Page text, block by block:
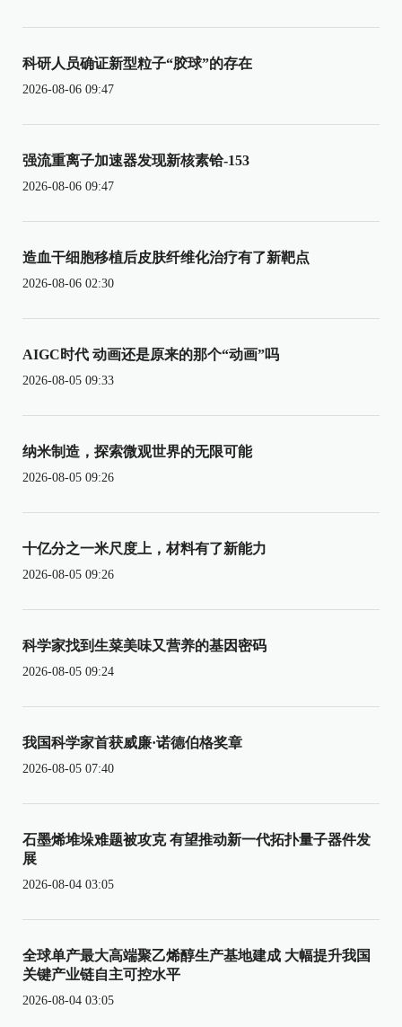
科研人员确证新型粒子“胶球”的存在
2026-08-06 09:47
强流重离子加速器发现新核素铪-153
2026-08-06 09:47
造血干细胞移植后皮肤纤维化治疗有了新靶点
2026-08-06 02:30
AIGC时代 动画还是原来的那个“动画”吗
2026-08-05 09:33
纳米制造，探索微观世界的无限可能
2026-08-05 09:26
十亿分之一米尺度上，材料有了新能力
2026-08-05 09:26
科学家找到生菜美味又营养的基因密码
2026-08-05 09:24
我国科学家首获威廉·诺德伯格奖章
2026-08-05 07:40
石墨烯堆垛难题被攻克 有望推动新一代拓扑量子器件发
展
2026-08-04 03:05
全球单产最大高端聚乙烯醇生产基地建成 大幅提升我国
关键产业链自主可控水平
2026-08-04 03:05